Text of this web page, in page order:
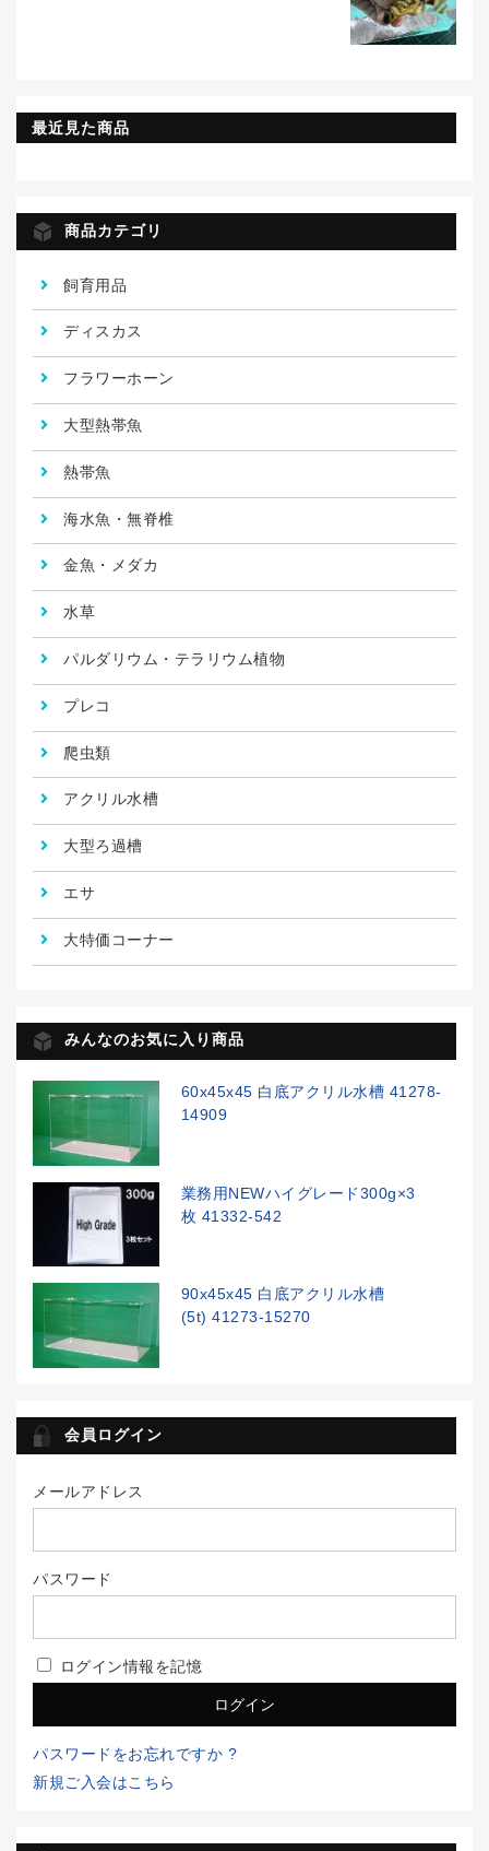
最近見た商品
商品カテゴリ
飼育用品
ディスカス
フラワーホーン
大型熱帯魚
熱帯魚
海水魚・無脊椎
金魚・メダカ
水草
パルダリウム・テラリウム植物
プレコ
爬虫類
アクリル水槽
大型ろ過槽
エサ
大特価コーナー
みんなのお気に入り商品
60x45x45 白底アクリル水槽 41278-
14909
業務用NEWハイグレード300g×3
枚 41332-542
90x45x45 白底アクリル水槽
(5t) 41273-15270
会員ログイン
メールアドレス
パスワード
ログイン情報を記憶
パスワードをお忘れですか ?
新規ご入会はこちら